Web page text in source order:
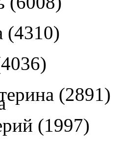
(4310)
(2891)
(1997)